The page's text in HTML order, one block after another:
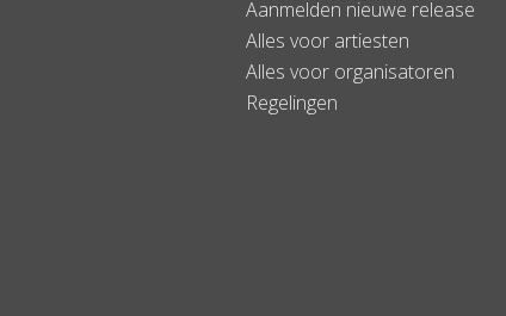
Aanmelden nieuwe release
Alles voor artiesten
Alles voor organisatoren
Regelingen